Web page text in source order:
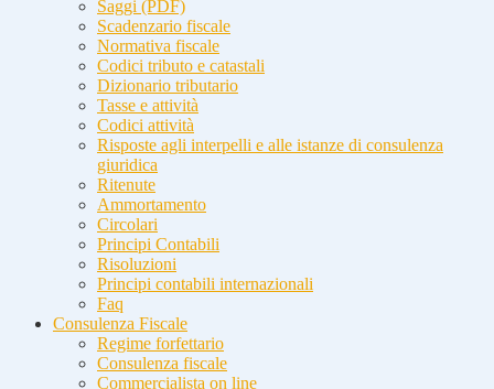
Saggi (PDF)
Scadenzario fiscale
Normativa fiscale
Codici tributo e catastali
Dizionario tributario
Tasse e attività
Codici attività
Risposte agli interpelli e alle istanze di consulenza
giuridica
Ritenute
Ammortamento
Circolari
Principi Contabili
Risoluzioni
Principi contabili internazionali
Faq
Consulenza Fiscale
Regime forfettario
Consulenza fiscale
Commercialista on line